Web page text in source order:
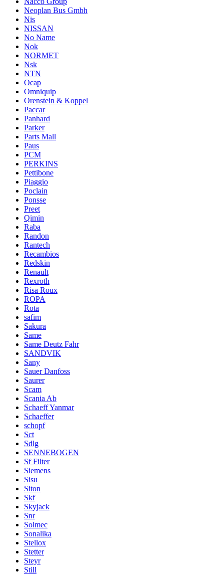
Neoplan Bus Gmbh
Nis
NISSAN
No Name
Nok
NORMET
Nsk
NTN
Ocap
Omniquip
Orenstein & Koppel
Paccar
Panhard
Parker
Parts Mall
Paus
PCM
PERKINS
Pettibone
Piaggio
Poclain
Ponsse
Preet
Qimin
Raba
Randon
Rantech
Recambios
Redskin
Renault
Rexroth
Risa Roux
ROPA
Rota
safim
Sakura
Same
Same Deutz Fahr
SANDVIK
Sany
Sauer Danfoss
Saurer
Scam
Scania Ab
Schaeff Yanmar
Schaeffer
schopf
Sct
Sdlg
SENNEBOGEN
Sf Filter
Siemens
Sisu
Siton
Skf
Skyjack
Snr
Solmec
Sonalika
Stellox
Stetter
Steyr
Still